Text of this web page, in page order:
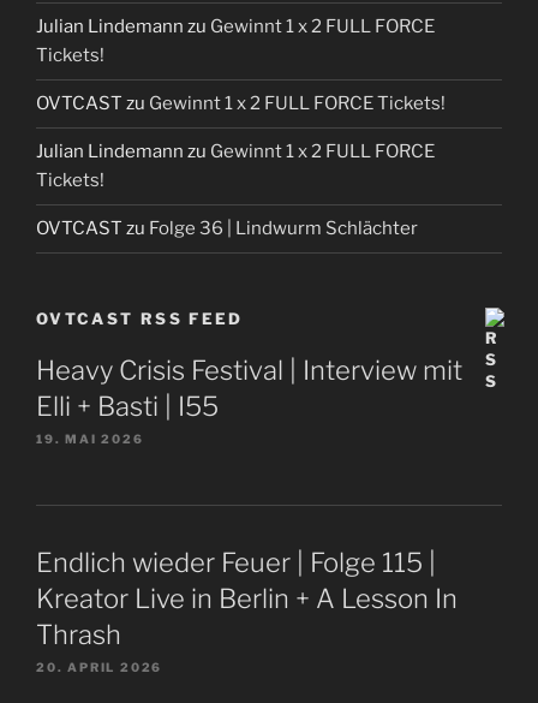
Julian Lindemann zu Gewinnt 1 x 2 FULL FORCE
Tickets!
OVTCAST zu Gewinnt 1 x 2 FULL FORCE Tickets!
Julian Lindemann zu Gewinnt 1 x 2 FULL FORCE
Tickets!
OVTCAST zu Folge 36 | Lindwurm Schlächter
OVTCAST RSS FEED
Heavy Crisis Festival | Interview mit
Elli + Basti | I55
19. MAI 2026
Endlich wieder Feuer | Folge 115 |
Kreator Live in Berlin + A Lesson In
Thrash
20. APRIL 2026